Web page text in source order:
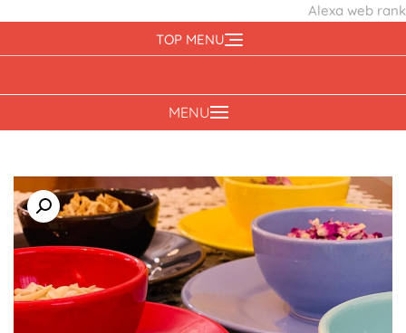
Alexa web rank
to
TOP MENU
MENU